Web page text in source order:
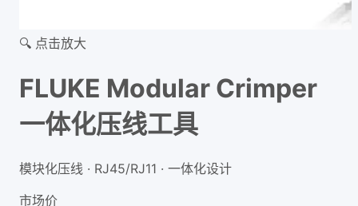
🔍 点击放大
FLUKE Modular Crimper
一体化压线工具
模块化压线 · RJ45/RJ11 · 一体化设计
市场价